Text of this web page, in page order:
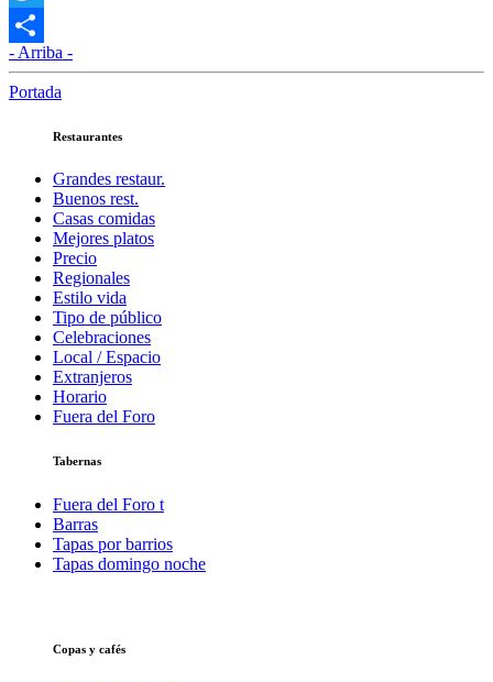
Twitter
Compartir
- Arriba -
Portada
Restaurantes
Grandes restaur.
Buenos rest.
Casas comidas
Mejores platos
Precio
Regionales
Estilo vida
Tipo de público
Celebraciones
Local / Espacio
Extranjeros
Horario
Fuera del Foro
Tabernas
Fuera del Foro t
Barras
Tapas por barrios
Tapas domingo noche
Copas y cafés